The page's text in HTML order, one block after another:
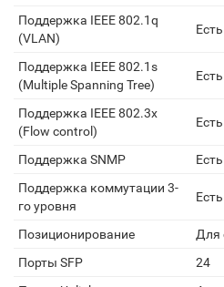
Поддержка IEEE 802.1q
(VLAN)
Есть
Поддержка IEEE 802.1s
(Multiple Spanning Tree)
Есть
Поддержка IEEE 802.3x
(Flow control)
Есть
Поддержка SNMP
Есть
Поддержка коммутации 3-
го уровня
Есть
Позиционирование
Для
Порты SFP
24